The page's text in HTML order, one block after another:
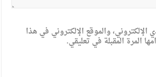
والموقع الإلكتروني في هذا
المرة المقبلة في تعليقي.